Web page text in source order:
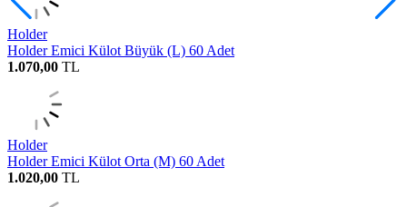
Holder
Holder Emici Külot Büyük (L) 60 Adet
1.070,00 TL
Holder
Holder Emici Külot Orta (M) 60 Adet
1.020,00 TL